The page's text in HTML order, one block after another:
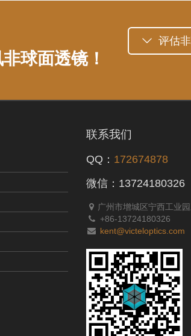
球面透镜！
评估
联系我们
QQ： 172674878
微信：13724180326
广州市增城区宁西工业
+86-13724180326
kent@victeloptics.com